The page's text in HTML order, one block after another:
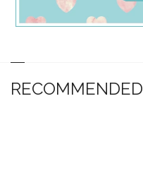
RECOMMENDED